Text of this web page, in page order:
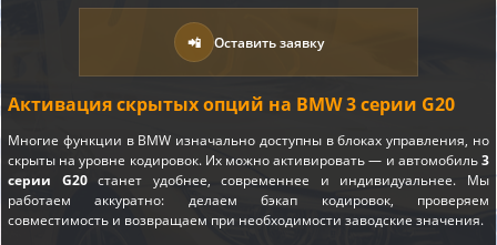
📲 Оставить заявку
Активация скрытых опций на BMW 3 серии G20
Многие функции в BMW изначально доступны в блоках управления, но
скрыты на уровне кодировок. Их можно активировать — и автомобиль3
серии G20станет удобнее, современнее и индивидуальнее. Мы
работаем аккуратно: делаем бэкап кодировок, проверяем
совместимость и возвращаем при необходимости заводские значения.